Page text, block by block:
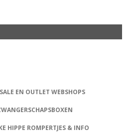
EN OUTLET WEBSHOPS
HIPPE ROMPERTJES & INFO